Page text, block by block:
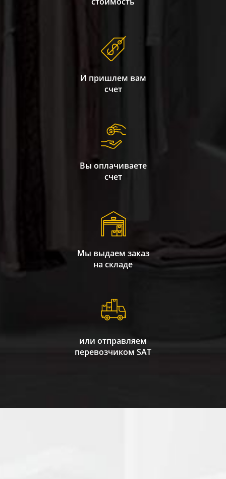
И пришлем вам
счет
Вы оплачиваете
счет
Мы выдаем заказ
на складе
или отправляем
перевозчиком SAT